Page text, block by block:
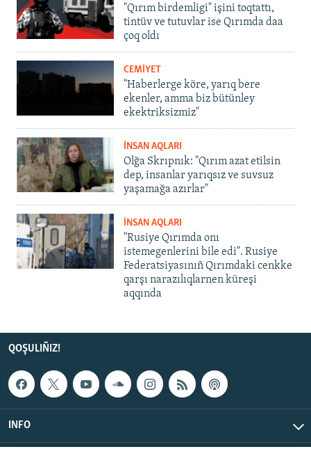
"Qırım birdemligi" işini toqtattı,
tintüv ve tutuvlar ise Qırımda daa
çoq oldı
CEMİYET
"Haberlerge köre, yarıq bere
ekenler, amma biz bütünley
ekektriksizmiz"
İNSAN AQLARI
Olğa Skrıpnık: "Qırım azat etilsin
dep, insanlar yarıqsız ve suvsuz
yaşamağa azırlar"
İNSAN AQLARI
"Rusiye Qırımda onı
istemegenlerini bile edi". Rusiye
Federatsiyasınıñ Qırımdaki cenkke
qarşı narazılıqlarnen küreşi
aqqında
QOŞULIÑIZ!
INFO